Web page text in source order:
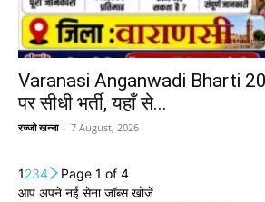
Varanasi Anganwadi Bharti
पर सीधी भर्ती, यहाँ से...
रज्जो खन्ना - 7 August, 2026
1234 Page 1 of 4
आप अपने नई सेना जॉब्स खोजें